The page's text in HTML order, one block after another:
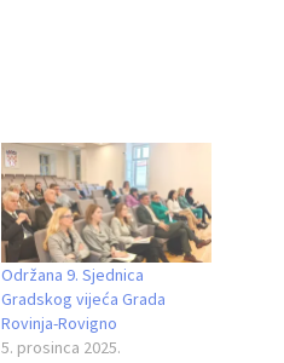
Održana 9. Sjednica
Gradskog vijeća Grada
Rovinja-Rovigno
5. prosinca 2025.